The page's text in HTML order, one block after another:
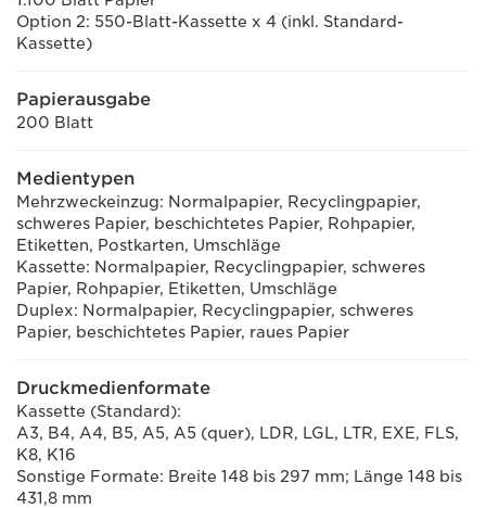
Option 2: 550-Blatt-Kassette x 4 (inkl. Standard-
Kassette)
Papierausgabe
200 Blatt
Medientypen
Mehrzweckeinzug: Normalpapier, Recyclingpapier,
schweres Papier, beschichtetes Papier, Rohpapier,
Etiketten, Postkarten, Umschläge
Kassette: Normalpapier, Recyclingpapier, schweres
Papier, Rohpapier, Etiketten, Umschläge
Duplex: Normalpapier, Recyclingpapier, schweres
Papier, beschichtetes Papier, raues Papier
Druckmedienformate
Kassette (Standard):
A3, B4, A4, B5, A5, A5 (quer), LDR, LGL, LTR, EXE, FLS,
K8, K16
Sonstige Formate: Breite 148 bis 297 mm; Länge 148 bis
431,8 mm